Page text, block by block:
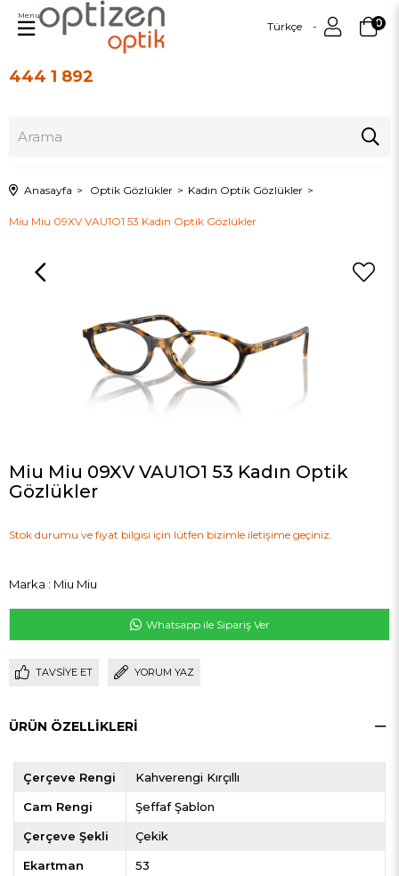
444 1 892
Türkçe 0
Menu
Anasayfa Optik Gözlükler Kadın Optik Gözlükler
Miu Miu 09XV VAU1O1 53 Kadın Optik Gözlükler
Miu Miu 09XV VAU1O1 53 Kadın Optik
Gözlükler
Stok durumu ve fiyat bilgisi için lütfen bizimle iletişime geçiniz.
Marka : Miu Miu
Whatsapp ile Sipariş Ver
TAVSIYE ET YORUM YAZ
ÜRÜN ÖZELLIKLERI
Çerçeve Rengi Kahverengi Kırçıllı
Cam Rengi Şeffaf Şablon
Çerçeve Şekli Çekik
Ekartman 53